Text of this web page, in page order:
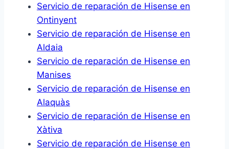
Servicio de reparación de Hisense en
Ontinyent
Servicio de reparación de Hisense en
Aldaia
Servicio de reparación de Hisense en
Manises
Servicio de reparación de Hisense en
Alaquàs
Servicio de reparación de Hisense en
Xàtiva
Servicio de reparación de Hisense en